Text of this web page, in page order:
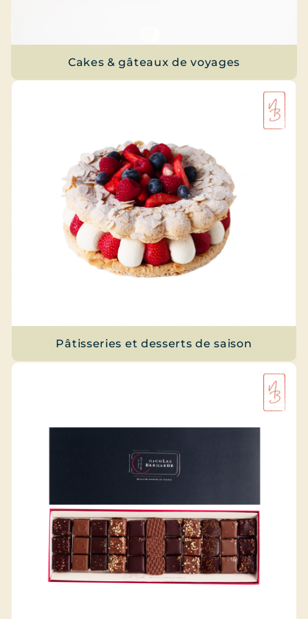
Cakes & gâteaux de voyages
Pâtisseries et desserts de saison